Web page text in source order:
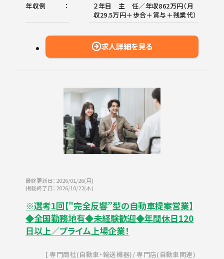
年収例
２年目 主 任／年収862万円（月
収29.5万円＋歩合＋賞与＋残業代）
求人詳細を見る
最終更新日：2026/01/26(月)
掲載終了日：2026/10/22(木)
※選考1回【"完全反響”型の自動車提案営業】
◆全国勤務地有◆未経験歓迎◆年間休日120
日以上／プライム上場企業！
専門商社(自動車・輸送機器) 専門店(自動車関連)